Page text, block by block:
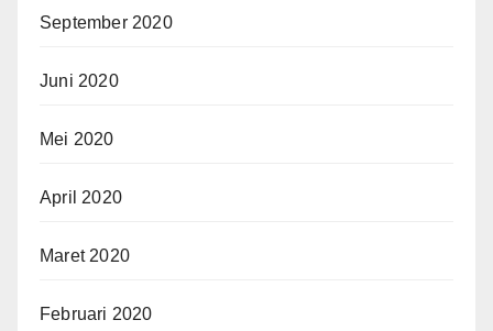
September 2020
Juni 2020
Mei 2020
April 2020
Maret 2020
Februari 2020